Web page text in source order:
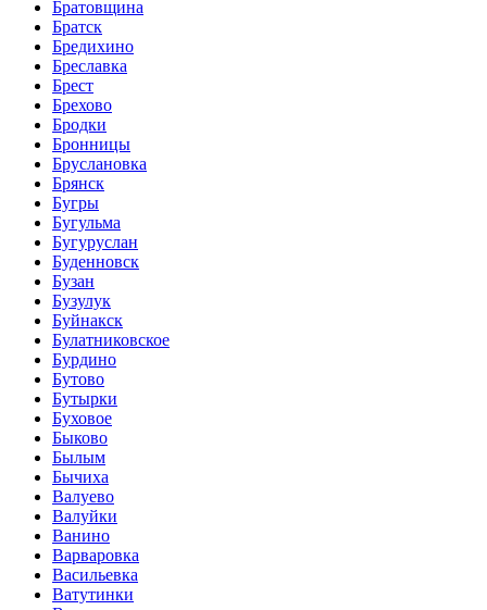
Братовщина
Братск
Бредихино
Бреславка
Брест
Брехово
Бродки
Бронницы
Бруслановка
Брянск
Бугры
Бугульма
Бугуруслан
Буденновск
Бузан
Бузулук
Буйнакск
Булатниковское
Бурдино
Бутово
Бутырки
Буховое
Быково
Былым
Бычиха
Валуево
Валуйки
Ванино
Варваровка
Васильевка
Ватутинки